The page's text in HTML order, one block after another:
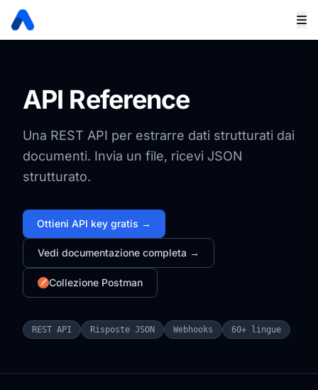
API Reference
Una REST API per estrarre dati strutturati dai
documenti. Invia un file, ricevi JSON
strutturato.
Ottieni API key gratis →
Vedi documentazione completa →
Collezione Postman
REST API Risposte JSON Webhooks 60+ lingue